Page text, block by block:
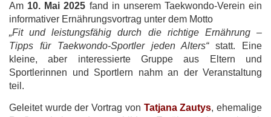
Am 10. Mai 2025 fand in unserem Taekwondo-Verein ein
informativer Ernährungsvortrag unter dem Motto
„Fit und leistungsfähig durch die richtige Ernährung –
Tipps für Taekwondo-Sportler jeden Alters“statt. Eine
kleine, aber interessierte Gruppe aus Eltern und
Sportlerinnen und Sportlern nahm an der Veranstaltung
teil.
Geleitet wurde der Vortrag von Tatjana Zautys, ehemalige